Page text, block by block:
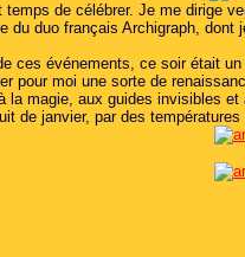
temps de célébrer. Je me dirige
du duo français Archigraph,
ces événements, ce soir était
pour moi une sorte de
la magie, aux guides invisibles
de janvier, par des